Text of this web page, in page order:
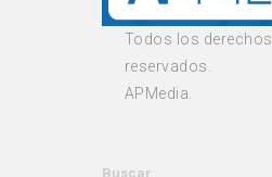
Todos los derechos
reservados.
APMedia.
Buscar